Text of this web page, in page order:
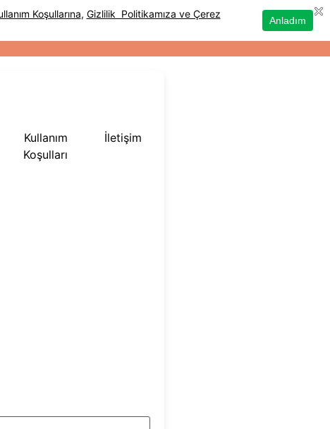
Kullanım
Koşulları
İletişim